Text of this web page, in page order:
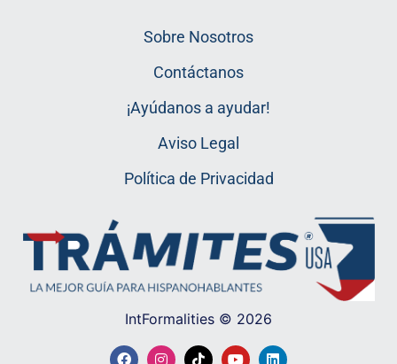
Sobre Nosotros
Contáctanos
¡Ayúdanos a ayudar!
Aviso Legal
Política de Privacidad
IntFormalities © 2026